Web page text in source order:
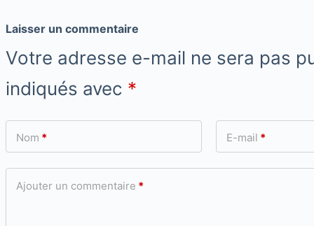
Laisser un commentaire
Votre adresse e-mail ne sera pas
indiqués avec *
Nom * E-mail *
Ajouter un commentaire *